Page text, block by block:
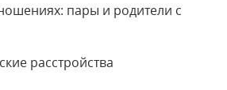
пары и родители с
расстройства